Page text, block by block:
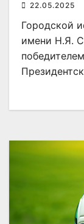
22.05.2025
Городской
имени Н.Я.